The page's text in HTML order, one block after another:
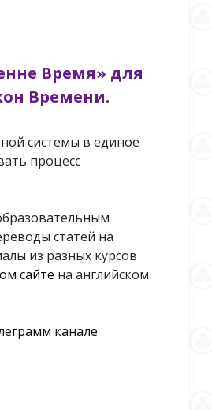
Время» для
Времени.
системы в единое
процесс
статей на
из разных курсов
сайте на английском
канале